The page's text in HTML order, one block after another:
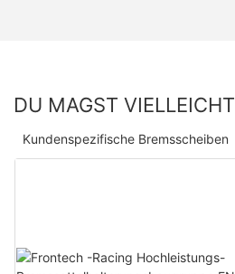
DU MAGST VIELLEICHT
Kundenspezifische Bremsscheiben